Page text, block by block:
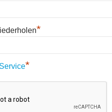
*
*